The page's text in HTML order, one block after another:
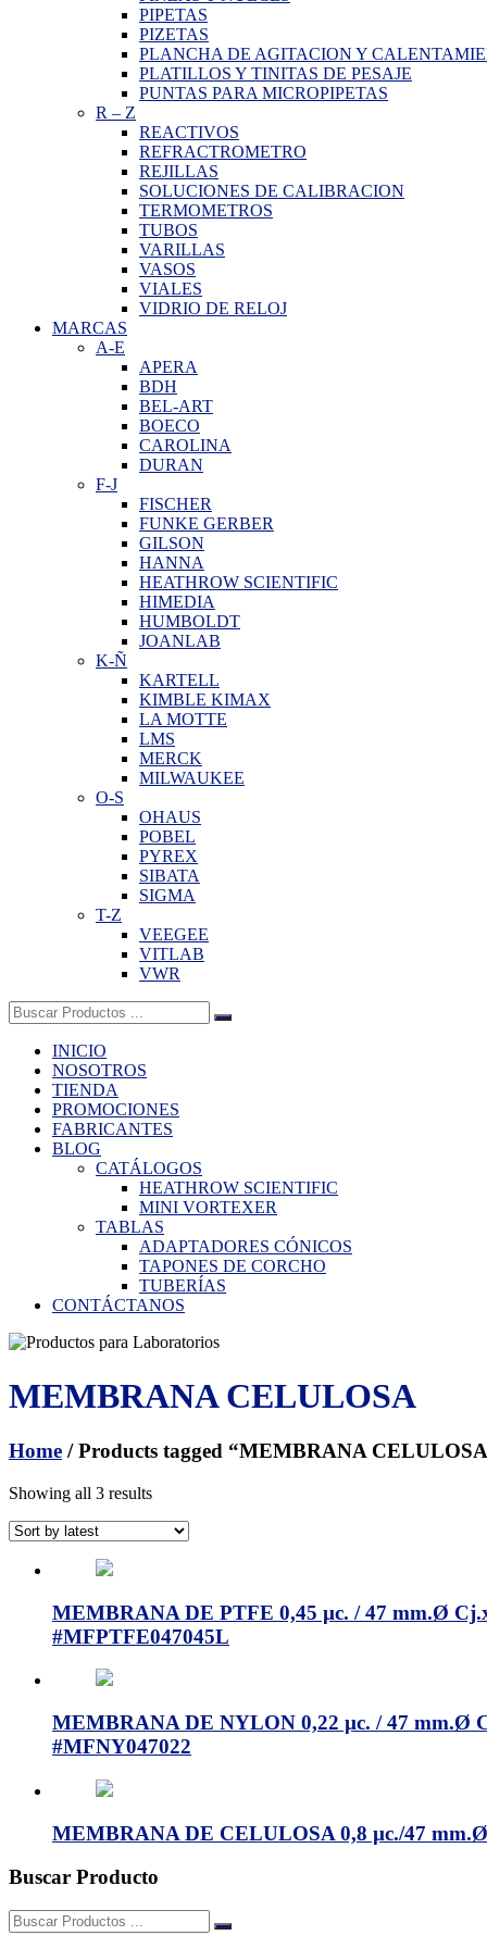
PIPETAS
PIZETAS
PLANCHA DE AGITACION Y
PLATILLOS Y TINITAS DE PESAJE
PUNTAS PARA MICROPIPETAS
R – Z
REACTIVOS
REFRACTROMETRO
REJILLAS
SOLUCIONES DE CALIBRACION
TERMOMETROS
TUBOS
VARILLAS
VASOS
VIALES
VIDRIO DE RELOJ
MARCAS
A-E
APERA
BDH
BEL-ART
BOECO
CAROLINA
DURAN
F-J
FISCHER
FUNKE GERBER
GILSON
HANNA
HEATHROW SCIENTIFIC
HIMEDIA
HUMBOLDT
JOANLAB
K-Ñ
KARTELL
KIMBLE KIMAX
LA MOTTE
LMS
MERCK
MILWAUKEE
O-S
OHAUS
POBEL
PYREX
SIBATA
SIGMA
T-Z
VEEGEE
VITLAB
VWR
Buscar:
INICIO
NOSOTROS
TIENDA
PROMOCIONES
FABRICANTES
BLOG
CATÁLOGOS
HEATHROW SCIENTIFIC
MINI VORTEXER
TABLAS
ADAPTADORES CÓNICOS
TAPONES DE CORCHO
TUBERÍAS
CONTÁCTANOS
MEMBRANA CELULOSA
Home / Products tagged “MEMBRANA
Showing all 3 results
MEMBRANA DE PTFE 0,45 µc. / 47 mm.Ø
#MFPTFE047045L
MEMBRANA DE NYLON 0,22 µc. / 47 mm.Ø
#MFNY047022
MEMBRANA DE CELULOSA 0,8 µc./47
Buscar Producto
Buscar: